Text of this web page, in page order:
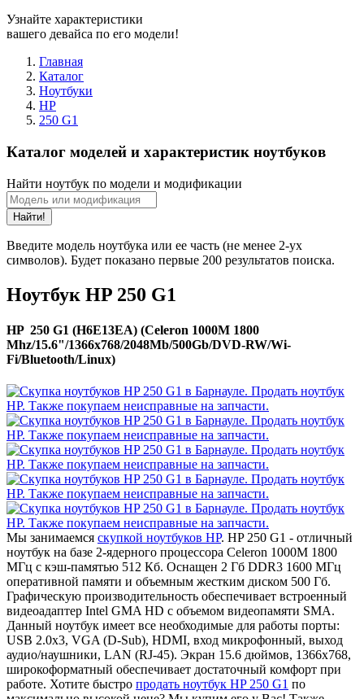
Узнайте характеристики
вашего девайса по его модели!
Главная
Каталог
Ноутбуки
HP
250 G1
Каталог моделей и характеристик ноутбуков
Найти ноутбук по модели и модификации
Найти!
Введите модель ноутбука или ее часть (не менее 2-ух
символов). Будет показано первые 200 результатов поиска.
Ноутбук HP 250 G1
HP 250 G1 (H6E13EA) (Celeron 1000M 1800
Mhz/15.6"/1366x768/2048Mb/500Gb/DVD-RW/Wi-
Fi/Bluetooth/Linux)
Мы занимаемся скупкой ноутбуков HP. HP 250 G1 - отличный
ноутбук на базе 2-ядерного процессора Celeron 1000M 1800
МГц с кэш-памятью 512 Кб. Оснащен 2 Гб DDR3 1600 МГц
оперативной памяти и объемным жестким диском 500 Гб.
Графическую производительность обеспечивает встроенный
видеоадаптер Intel GMA HD с объемом видеопамяти SMA.
Данный ноутбук имеет все необходимые для работы порты:
USB 2.0x3, VGA (D-Sub), HDMI, вход микрофонный, выход
аудио/наушники, LAN (RJ-45). Экран 15.6 дюймов, 1366x768,
широкоформатный обеспечивает достаточный комфорт при
работе. Хотите быстро продать ноутбук HP 250 G1 по